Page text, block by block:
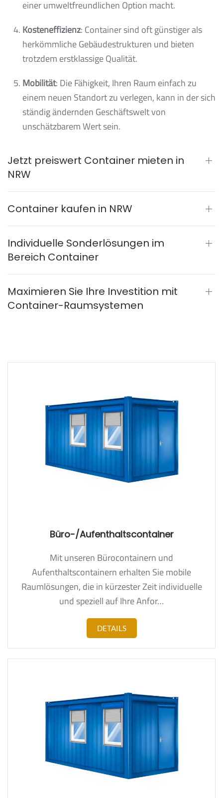
einer umweltfreundlichen Option macht.
Kosteneffizienz: Container sind oft günstiger als
herkömmliche Gebäudestrukturen und bieten
trotzdem erstklassige Qualität.
Mobilität: Die Fähigkeit, Ihren Raum einfach zu
einem neuen Standort zu verlegen, kann in der sich
ständig ändernden Geschäftswelt von
unschätzbarem Wert sein.
Jetzt preiswert Container mieten in
NRW
Container kaufen in NRW
Individuelle Sonderlösungen im
Bereich Container
Maximieren Sie Ihre Investition mit
Container-Raumsystemen
Büro-/Aufenthaltscontainer
Mit unseren Bürocontainern und
Aufenthaltscontainern erhalten Sie mobile
Raumlösungen, die in kürzester Zeit individuelle
und speziell auf Ihre Anfor…
DETAILS